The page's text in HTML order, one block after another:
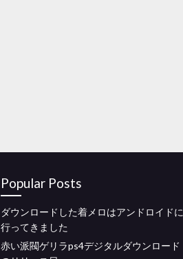
Popular Posts
ダウンロードした着メロはアンドロイドに
行ってきました
赤い派閥ゲリラps4デジタルダウンロード